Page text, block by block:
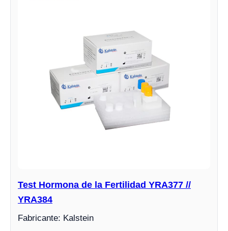
Test Hormona de la Fertilidad YRA377 //
YRA384
Fabricante: Kalstein